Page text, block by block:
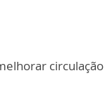
circulação